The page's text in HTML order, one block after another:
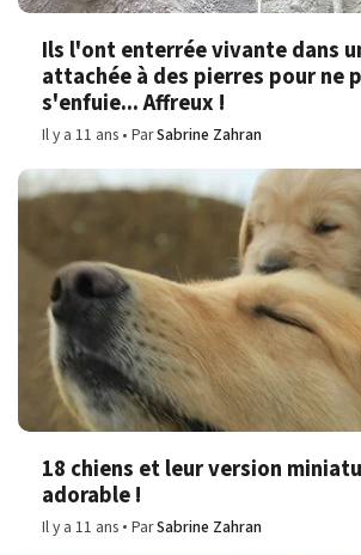
Ils l'ont enterrée vivante dans
attachée à des pierres pour ne
s'enfuie... Affreux !
Il y a 11 ans ParSabrine Zahran
18 chiens et leur version
adorable !
Il y a 11 ans ParSabrine Zahran